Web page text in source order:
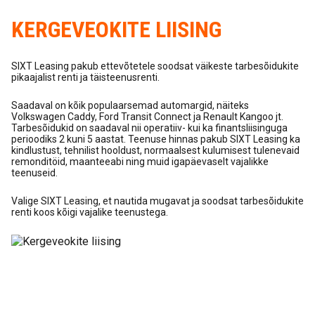
KERGEVEOKITE LIISING
SIXT Leasing pakub ettevõtetele soodsat väikeste tarbesõidukite
pikaajalist renti ja täisteenusrenti.
Saadaval on kõik populaarsemad automargid, näiteks
Volkswagen Caddy, Ford Transit Connect ja Renault Kangoo jt.
Tarbesõidukid on saadaval nii operatiiv- kui ka finantsliisinguga
perioodiks 2 kuni 5 aastat. Teenuse hinnas pakub SIXT Leasing ka
kindlustust, tehnilist hooldust, normaalsest kulumisest tulenevaid
remonditöid, maanteeabi ning muid igapäevaselt vajalikke
teenuseid.
Valige SIXT Leasing, et nautida mugavat ja soodsat tarbesõidukite
renti koos kõigi vajalike teenustega.